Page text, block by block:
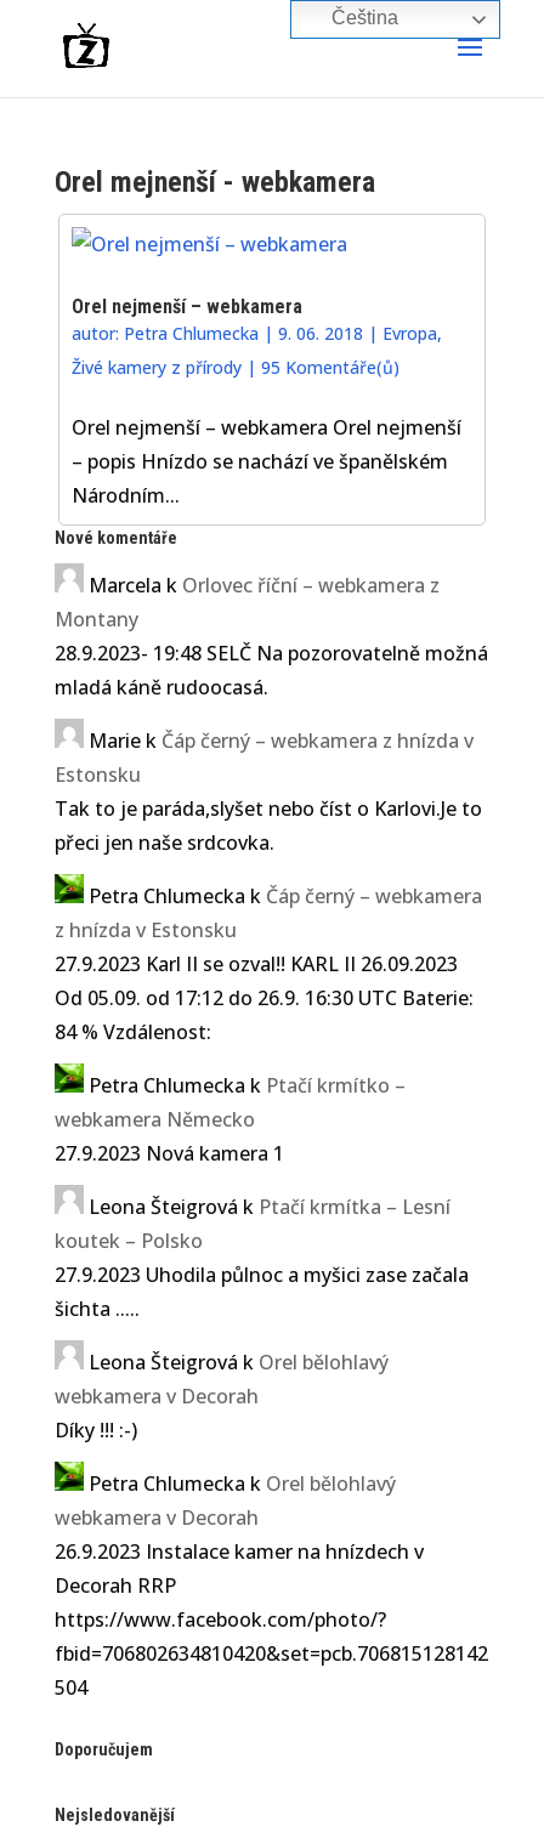
Orel mejnenší - webkamera
Orel nejmenší – webkamera
autor: Petra Chlumecka |9. 06. 2018 | Evropa,
Živé kamery z přírody |95 Komentáře(ů)
Orel nejmenší – webkamera Orel nejmenší
– popis Hnízdo se nachází ve španělském
Národním...
Nové komentáře
Marcela k Orlovec říční – webkamera z
Montany
28.9.2023- 19:48 SELČ Na pozorovatelně možná
mladá káně rudoocasá.
Mariek Čáp černý – webkamera z hnízda v
Estonsku
Tak to je paráda,slyšet nebo číst o Karlovi.Je to
přeci jen naše srdcovka.
Petra Chlumecka k Čáp černý – webkamera
z hnízda v Estonsku
27.9.2023 Karl II se ozval!! KARL II 26.09.2023
Od 05.09. od 17:12 do 26.9. 16:30 UTC Baterie:
84 % Vzdálenost:
Petra Chlumecka k Ptačí krmítko –
webkamera Německo
27.9.2023 Nová kamera 1
Leona Šteigrová k Ptačí krmítka – Lesní
koutek – Polsko
27.9.2023 Uhodila půlnoc a myšici zase začala
šichta .....
Leona Šteigrová k Orel bělohlavý
webkamera v Decorah
Díky !!! :-)
Petra Chlumecka k Orel bělohlavý
webkamera v Decorah
26.9.2023 Instalace kamer na hnízdech v
Decorah RRP
https://www.facebook.com/photo/?
fbid=706802634810420&set=pcb.706815128142
504
Doporučujem
Nejsledovanější
Čeština‎